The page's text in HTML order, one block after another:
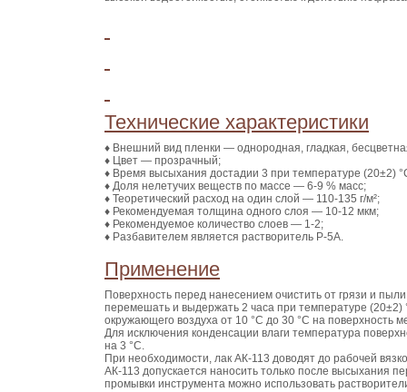
Технические характеристики
♦ Внешний вид пленки — однородная, гладкая,
♦ Цвет — прозрачный;
♦ Время высыхания достадии 3 при температуре (20±2)
♦ Доля нелетучих веществ по массе — 6-9 % масс;
♦ Теоретический расход на один слой — 110-135 г/м²;
♦ Рекомендуемая толщина одного слоя — 10-12 мкм;
♦ Рекомендуемое количество слоев — 1-2;
♦ Разбавителем является растворитель Р-5А.
Применение
Поверхность перед нанесением очистить от грязи и
перемешать и выдержать 2 часа при температуре
окружающего воздуха от 10 °С до 30 °С на поверхность
Для исключения конденсации влаги температура
на 3 °С.
При необходимости, лак АК-113 доводят до рабочей
АК-113 допускается наносить только после высыхания
промывки инструмента можно использовать